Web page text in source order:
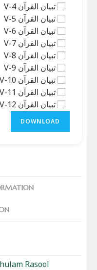
تبیان القرآن V-4
تبیان القرآن V-5
تبیان القرآن V-6
تبیان القرآن V-7
تبیان القرآن V-8
تبیان القرآن V-9
تبیان القرآن V-10
تبیان القرآن V-11
تبیان القرآن V-12
DOWNLOAD
Rasool